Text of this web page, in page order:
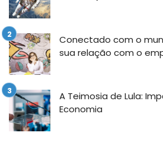
Conectado com o
sua relação com o
A Teimosia de Lula:
Economia